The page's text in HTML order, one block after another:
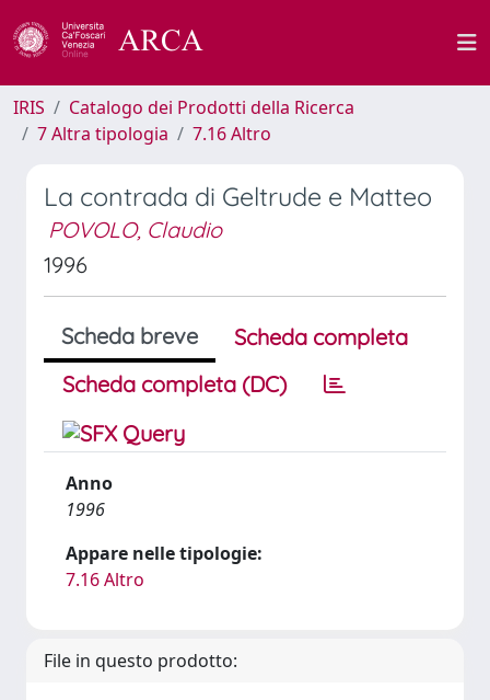
IRIS
Catalogo dei Prodotti della Ricerca
7 Altra tipologia
7.16 Altro
La contrada di Geltrude e Matteo
POVOLO, Claudio
1996
Scheda breve
Scheda completa
Scheda completa (DC)
Anno
1996
Appare nelle tipologie:
7.16 Altro
File in questo prodotto: